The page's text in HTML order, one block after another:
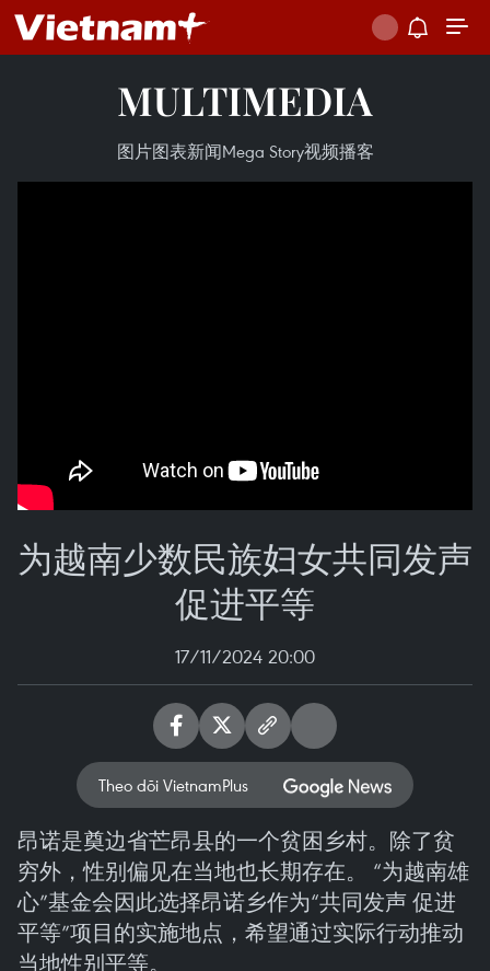
MULTIMEDIA
图片图表新闻Mega Story视频播客
为越南少数民族妇女共同发声
促进平等
17/11/2024 20:00
Theo dõi VietnamPlus
昂诺是奠边省芒昂县的一个贫困乡村。除了贫
穷外，性别偏见在当地也长期存在。 “为越南雄
心”基金会因此选择昂诺乡作为“共同发声 促进
平等”项目的实施地点，希望通过实际行动推动
当地性别平等。